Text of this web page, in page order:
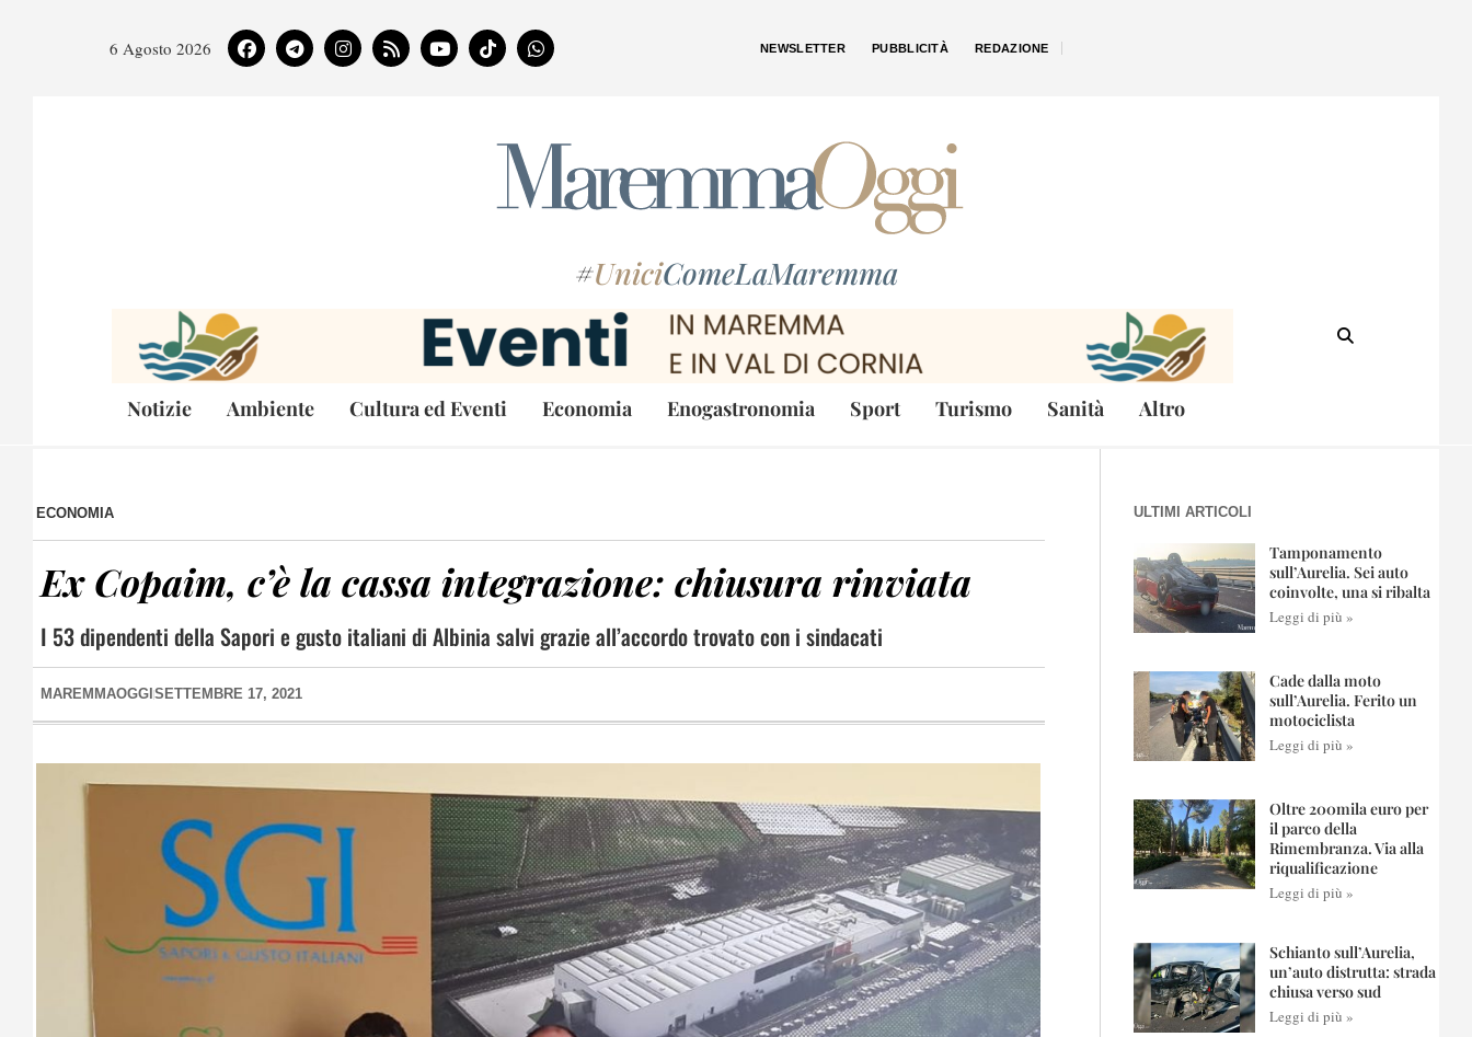
6 Agosto 2026 NEWSLETTER PUBBLICITÀ REDAZIONE
#UniciComeLaMaremma
Notizie Ambiente Cultura ed Eventi Economia Enogastronomia Sport Turismo Sanità Altro
ECONOMIA
Ex Copaim, c’è la cassa integrazione: chiusura rinviata
I 53 dipendenti della Sapori e gusto italiani di Albinia salvi grazie all’accordo trovato con i sindacati
MAREMMAOGGI SETTEMBRE 17, 2021
ULTIMI ARTICOLI
Tamponamento
sull’Aurelia. Sei auto
coinvolte, una si ribalta
Leggi di più »
Cade dalla moto
sull’Aurelia. Ferito un
motociclista
Leggi di più »
Oltre 200mila euro per
il parco della
Rimembranza. Via alla
riqualificazione
Leggi di più »
Schianto sull’Aurelia,
un’auto distrutta: strada
chiusa verso sud
Leggi di più »